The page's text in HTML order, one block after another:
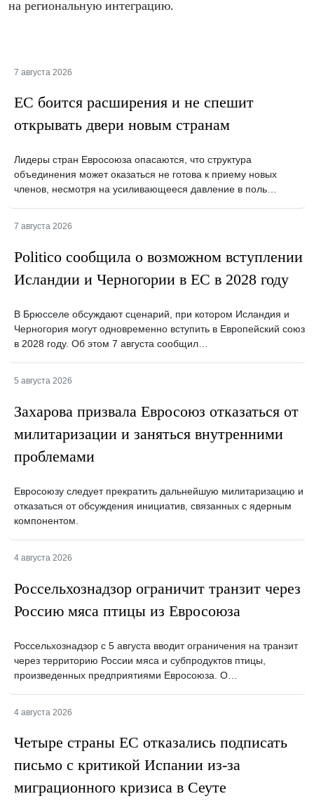
на региональную интеграцию.
7 августа 2026
ЕС боится расширения и не спешит
открывать двери новым странам
Лидеры стран Евросоюза опасаются, что структура
объединения может оказаться не готова к приему новых
членов, несмотря на усиливающееся давление в поль…
7 августа 2026
Politico сообщила о возможном вступлении
Исландии и Черногории в ЕС в 2028 году
В Брюсселе обсуждают сценарий, при котором Исландия и
Черногория могут одновременно вступить в Европейский союз
в 2028 году. Об этом 7 августа сообщил…
5 августа 2026
Захарова призвала Евросоюз отказаться от
милитаризации и заняться внутренними
проблемами
Евросоюзу следует прекратить дальнейшую милитаризацию и
отказаться от обсуждения инициатив, связанных с ядерным
компонентом.
4 августа 2026
Россельхознадзор ограничит транзит через
Россию мяса птицы из Евросоюза
Россельхознадзор с 5 августа вводит ограничения на транзит
через территорию России мяса и субпродуктов птицы,
произведенных предприятиями Евросоюза. О…
4 августа 2026
Четыре страны ЕС отказались подписать
письмо с критикой Испании из-за
миграционного кризиса в Сеуте